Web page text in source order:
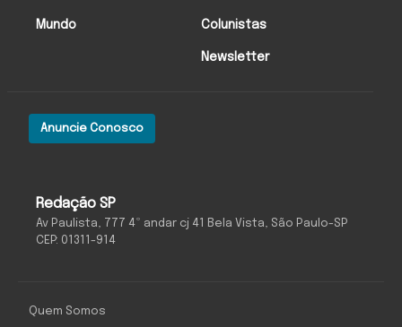
Redação SP
Av Paulista, 777 4º andar cj 41 Bela Vista, São Paulo-SP
CEP: 01311-914
Anuncie Conosco
Mundo Colunistas
Newsletter
Quem Somos